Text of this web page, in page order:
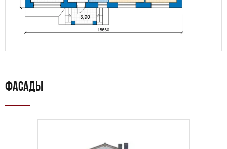
ФАСАДЫ